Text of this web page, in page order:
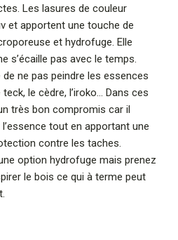
Les lasures de couleur
et apportent une touche de
et hydrofuge. Elle
s’écaille pas avec le temps.
de ne pas peindre les essences
le cèdre, l’iroko… Dans ces
très bon compromis car il
tout en apportant une
contre les taches.
option hydrofuge mais prenez
le bois ce qui à terme peut